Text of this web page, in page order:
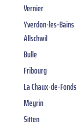
Vernier
Yverdon-les-Bains
Allschwil
Bulle
Fribourg
La Chaux-de-Fonds
Meyrin
Sitten